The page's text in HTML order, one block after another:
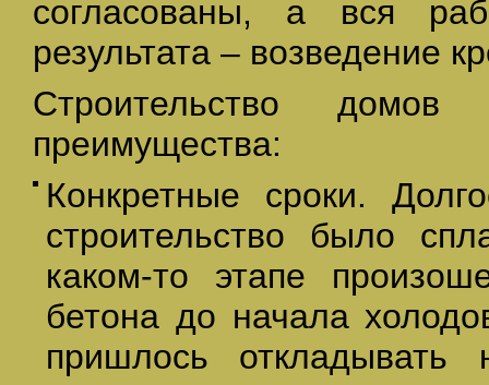
согласованы, а вся
результата – возведение
Строительство
преимущества:
Конкретные сроки.
строительство было
каком-то этапе
бетона до начала
пришлось